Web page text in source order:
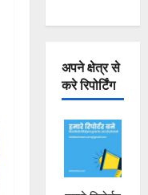
अपने क्षेत्र से
करे रिपोर्टिंग